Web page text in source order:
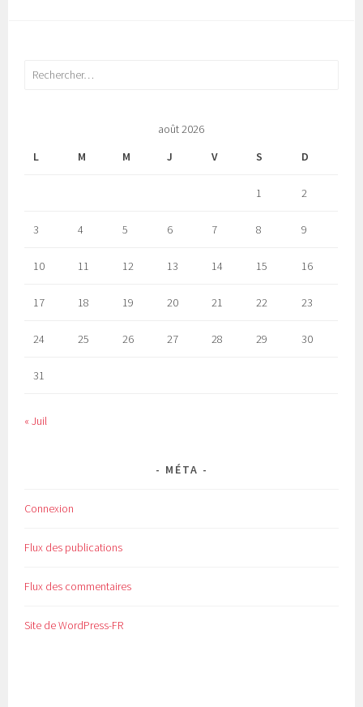
Rechercher :
août 2026
L
M M J V S D
1 2
3 4 5 6 7 8 9
10 11 12 13 14 15 16
17 18 19 20 21 22 23
24 25 26 27 28 29 30
31
« Juil
MÉTA
Connexion
Flux des publications
Flux des commentaires
Site de WordPress-FR